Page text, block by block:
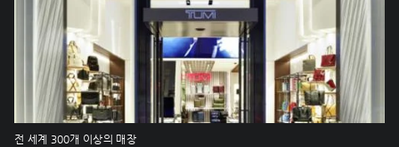
전 세계 300개 이상의 매장